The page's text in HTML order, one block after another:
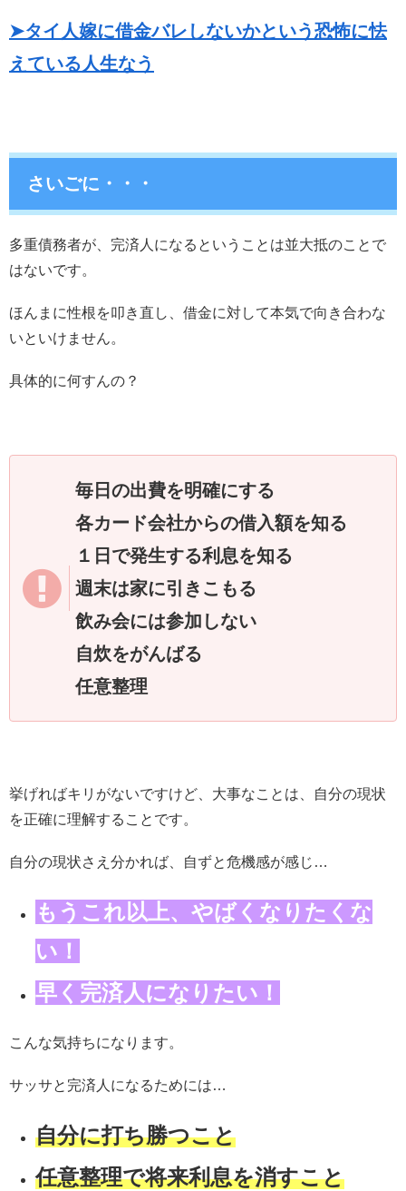
➤タイ人嫁に借金バレしないかという恐怖に怯
えている人生なう
さいごに・・・
多重債務者が、完済人になるということは並大抵のことで
はないです。
ほんまに性根を叩き直し、借金に対して本気で向き合わな
いといけません。
具体的に何すんの？
毎日の出費を明確にする
各カード会社からの借入額を知る
１日で発生する利息を知る
週末は家に引きこもる
飲み会には参加しない
自炊をがんばる
任意整理
挙げればキリがないですけど、大事なことは、自分の現状
を正確に理解することです。
自分の現状さえ分かれば、自ずと危機感が感じ…
もうこれ以上、やばくなりたくな
い！
早く完済人になりたい！
こんな気持ちになります。
サッサと完済人になるためには…
自分に打ち勝つこと
任意整理で将来利息を消すこと